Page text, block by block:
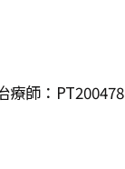
療師：PT200478